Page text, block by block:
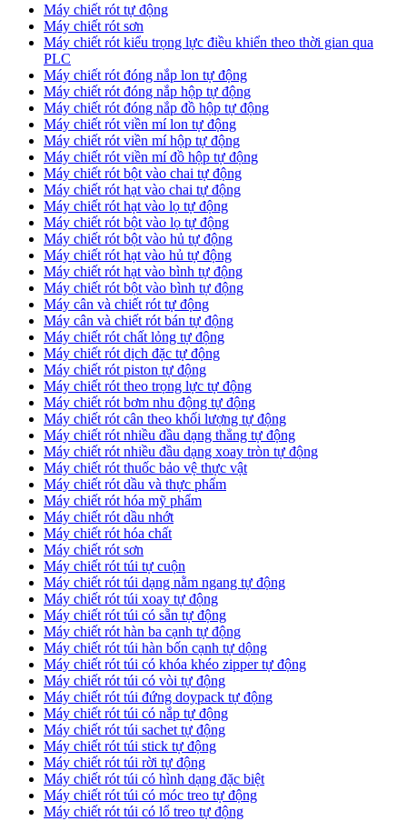
Máy chiết rót tự động
Máy chiết rót sơn
Máy chiết rót kiểu trọng lực điều khiển theo thời gian qua
PLC
Máy chiết rót đóng nắp lon tự động
Máy chiết rót đóng nắp hộp tự động
Máy chiết rót đóng nắp đồ hộp tự động
Máy chiết rót viền mí lon tự động
Máy chiết rót viền mí hộp tự động
Máy chiết rót viền mí đồ hộp tự động
Máy chiết rót bột vào chai tự động
Máy chiết rót hạt vào chai tự động
Máy chiết rót hạt vào lọ tự động
Máy chiết rót bột vào lọ tự động
Máy chiết rót bột vào hủ tự động
Máy chiết rót hạt vào hủ tự động
Máy chiết rót hạt vào bình tự động
Máy chiết rót bột vào bình tự động
Máy cân và chiết rót tự động
Máy cân và chiết rót bán tự động
​Máy chiết rót chất lỏng tự động
​Máy chiết rót dịch đặc tự động
Máy chiết rót piston tự động
Máy chiết rót theo trọng lực tự động
​Máy chiết rót bơm nhu động tự động
Máy chiết rót cân theo khối lượng tự động
​Máy chiết rót nhiều đầu dạng thẳng tự động
​Máy chiết rót nhiều đầu dạng xoay tròn tự động
Máy chiết rót thuốc bảo vệ thực vật
Máy chiết rót dầu và thực phẩm
Máy chiết rót hóa mỹ phẩm
Máy chiết rót dầu nhớt
Máy chiết rót hóa chất
Máy chiết rót sơn
Máy chiết rót túi tự cuộn
Máy chiết rót túi dạng nằm ngang tự động
Máy chiết rót túi xoay tự động
Máy chiết rót túi có sẵn tự động
Máy chiết rót hàn ba cạnh tự động
Máy chiết rót túi hàn bốn cạnh tự dộng
Máy chiết rót túi có khóa khéo zipper tự động
Máy chiết rót túi có vòi tự động
Máy chiết rót túi đứng doypack tự động
Máy chiết rót túi có nắp tự động
Máy chiết rót túi sachet tự động
Máy chiết rót túi stick tự động
Máy chiết rót túi rời tự động
Máy chiết rót túi có hình dạng đặc biệt
Máy chiết rót túi có móc treo tự động
Máy chiết rót túi có lổ treo tự động